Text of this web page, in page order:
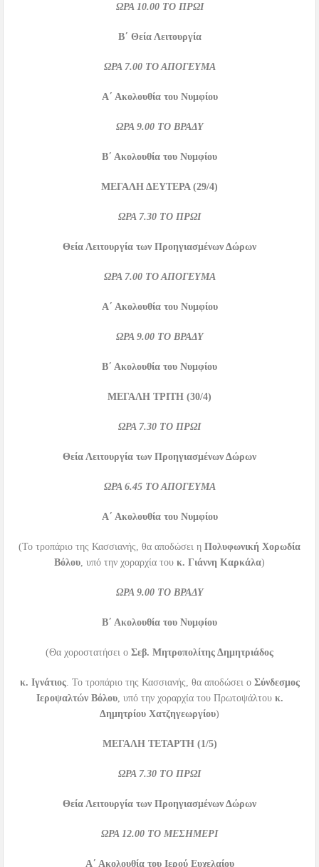
ΩΡΑ 10.00 ΤΟ ΠΡΩΙ
Β΄ Θεία Λειτουργία
ΩΡΑ 7.00 ΤΟ ΑΠΟΓΕΥΜΑ
Α΄ Ακολουθία του Νυμφίου
ΩΡΑ 9.00 ΤΟ ΒΡΑΔΥ
Β΄ Ακολουθία του Νυμφίου
ΜΕΓΑΛΗ ΔΕΥΤΕΡΑ (29/4)
ΩΡΑ 7.30 ΤΟ ΠΡΩΙ
Θεία Λειτουργία των Προηγιασμένων Δώρων
ΩΡΑ 7.00 ΤΟ ΑΠΟΓΕΥΜΑ
Α΄ Ακολουθία του Νυμφίου
ΩΡΑ 9.00 ΤΟ ΒΡΑΔΥ
Β΄ Ακολουθία του Νυμφίου
ΜΕΓΑΛΗ ΤΡΙΤΗ (30/4)
ΩΡΑ 7.30 ΤΟ ΠΡΩΙ
Θεία Λειτουργία των Προηγιασμένων Δώρων
ΩΡΑ 6.45 ΤΟ ΑΠΟΓΕΥΜΑ
Α΄ Ακολουθία του Νυμφίου
(Το τροπάριο της Κασσιανής, θα αποδώσει η Πολυφωνική Χορωδία
Βόλου , υπό την χοραρχία του κ. Γιάννη Καρκάλα)
ΩΡΑ 9.00 ΤΟ ΒΡΑΔΥ
Β΄ Ακολουθία του Νυμφίου
(Θα χοροστατήσει ο Σεβ. Μητροπολίτης Δημητριάδος
κ. Ιγνάτιος. Το τροπάριο της Κασσιανής, θα αποδώσει ο Σύνδεσμος
Ιεροψαλτών Βόλου, υπό την χοραρχία του Πρωτοψάλτου κ.
Δημητρίου Χατζηγεωργίου)
ΜΕΓΑΛΗ ΤΕΤΑΡΤΗ(1/5)
ΩΡΑ 7.30 ΤΟ ΠΡΩΙ
Θεία Λειτουργία των Προηγιασμένων Δώρων
ΩΡΑ 12.00 ΤΟ ΜΕΣΗΜΕΡΙ
Α΄ Ακολουθία του Ιερού Ευχελαίου